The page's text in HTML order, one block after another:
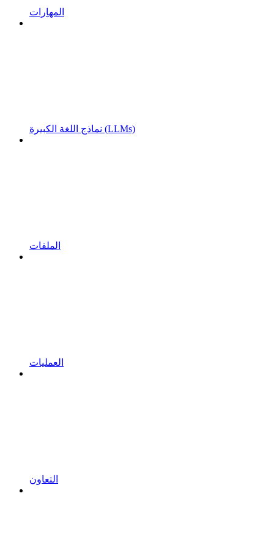
المهارات
نماذج اللغة الكبيرة (LLMs)
الملفات
العمليات
التعاون